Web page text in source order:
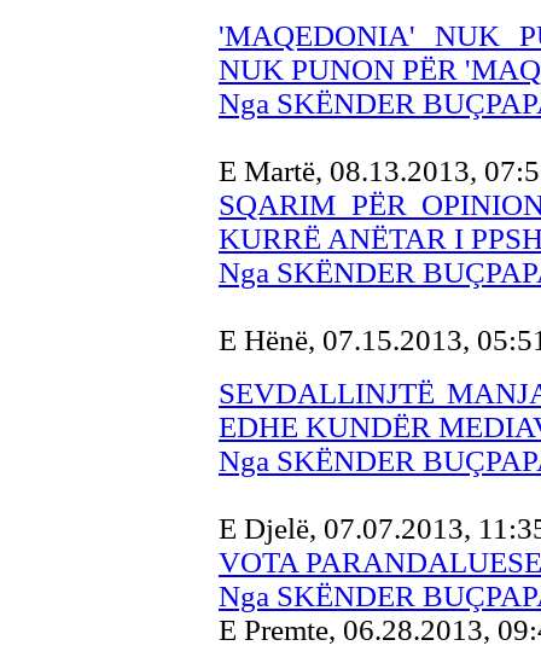
'MAQEDONIA' NUK
NUK PUNON PËR
Nga SKËNDER
E Martë, 08.13.2013,
SQARIM PËR
KURRË ANËTAR I
Nga SKËNDER
E Hënë, 07.15.2013,
SEVDALLINJTË
EDHE KUNDËR
Nga SKËNDER
E Djelë, 07.07.2013,
VOTA PARANDALUESE
Nga SKËNDER
E Premte, 06.28.2013,